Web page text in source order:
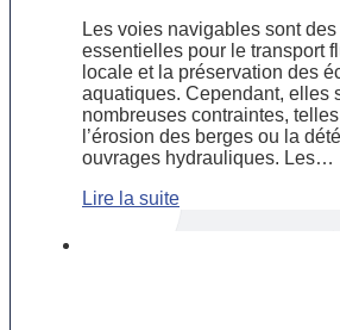
Les voies navigables sont
essentielles pour le transport
locale et la préservation des
aquatiques. Cependant, elles
nombreuses contraintes,
l’érosion des berges ou la
ouvrages hydrauliques. Les…
Lire la suite